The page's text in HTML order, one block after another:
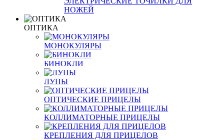
НОЖЕЙ
ОПТИКА
МОНОКУЛЯРЫ
БИНОКЛИ
ЛУПЫ
ОПТИЧЕСКИЕ ПРИЦЕЛЫ
КОЛЛИМАТОРНЫЕ ПРИЦЕЛЫ
КРЕПЛЕНИЯ ДЛЯ ПРИЦЕЛОВ